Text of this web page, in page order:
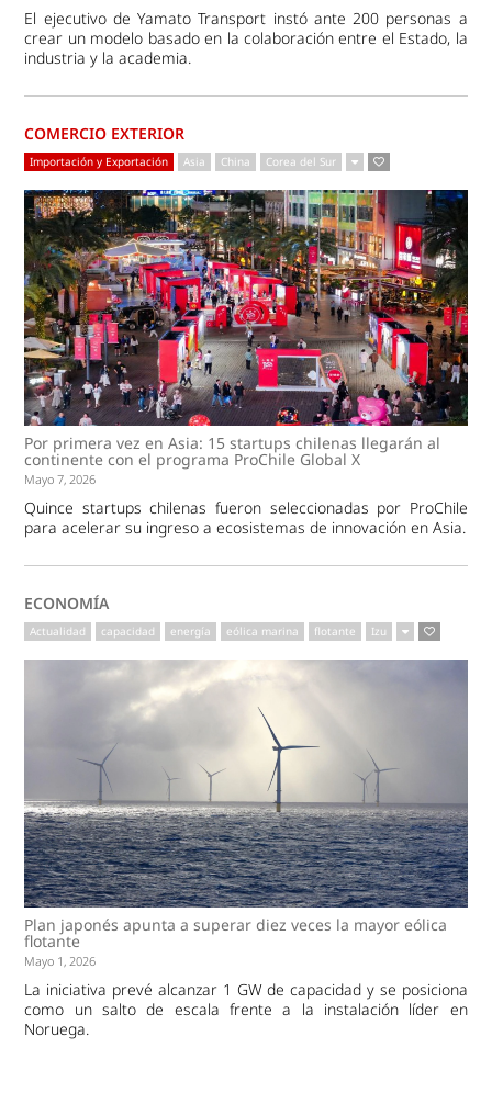
El ejecutivo de Yamato Transport instó ante 200 personas a
crear un modelo basado en la colaboración entre el Estado, la
industria y la academia.
COMERCIO EXTERIOR
Importación y Exportación Asia China Corea del Sur
Por primera vez en Asia: 15 startups chilenas llegarán al
continente con el programa ProChile Global X
Mayo 7, 2026
Quince startups chilenas fueron seleccionadas por ProChile
para acelerar su ingreso a ecosistemas de innovación en Asia.
ECONOMÍA
Actualidad capacidad energía eólica marina flotante Izu
Plan japonés apunta a superar diez veces la mayor eólica
flotante
Mayo 1, 2026
La iniciativa prevé alcanzar 1 GW de capacidad y se posiciona
como un salto de escala frente a la instalación líder en
Noruega.